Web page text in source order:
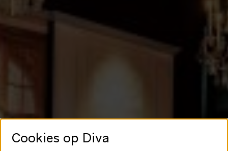
Cookies op Diva